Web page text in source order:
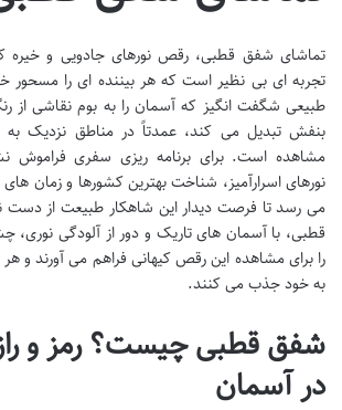
تماشای شفق قطبی، رقص نورهای جادویی و خیره
تجربه ای بی نظیر است که هر بیننده ای را مسحور
طبیعی شگفت انگیز که آسمان را به بوم نقاشی از
بنفش تبدیل می کند، عمدتاً در مناطق نزدیک
مشاهده است. برای برنامه ریزی سفری فراموش
نورهای اسرارآمیز، شناخت بهترین کشورها و زمان
می رسد تا فرصت دیدار این شاهکار طبیعت از دست
قطبی، با آسمان های تاریک و دور از آلودگی نوری،
را برای مشاهده این رقص کیهانی فراهم می آورند و هر
به خود جذب می کنند.
شفق قطبی چیست؟ رمز و
در آسمان